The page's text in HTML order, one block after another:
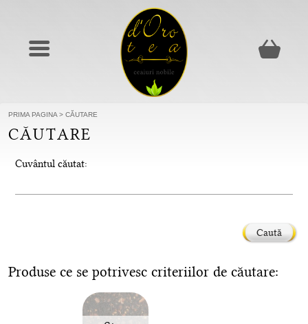
PRIMA PAGINA > CĂUTARE
CĂUTARE
Cuvântul căutat:
Caută
Produse ce se potrivesc criteriilor de căutare: